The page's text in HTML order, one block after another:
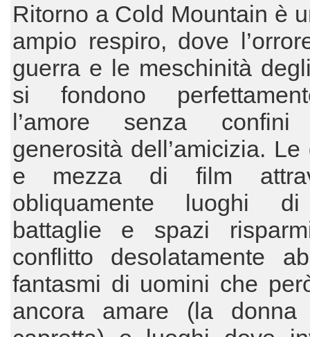
Ritorno a Cold Mountain è
ampio respiro, dove
guerra e le meschinità
si fondono
l’amore senza
generosità dell’amicizia.
e mezza di film
obliquamente luoghi
battaglie e spazi
conflitto desolatamente
fantasmi di uomini che
ancora amare (la